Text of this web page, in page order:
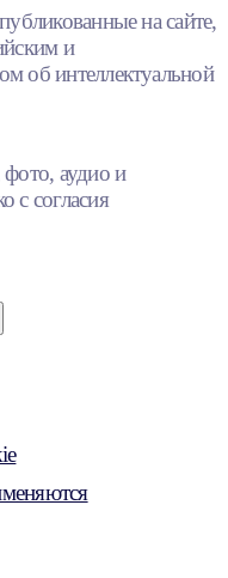
на сайте,
и
об интеллектуальной
аудио и
с согласия